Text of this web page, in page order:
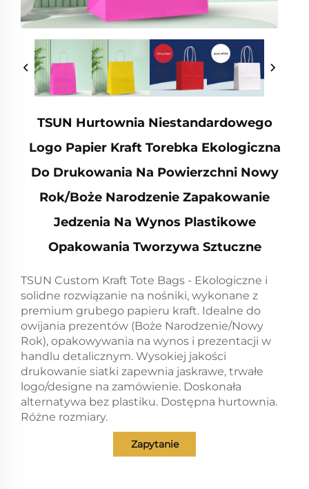
TSUN Hurtownia Niestandardowego
Logo Papier Kraft Torebka Ekologiczna
Do Drukowania Na Powierzchni Nowy
Rok/Boże Narodzenie Zapakowanie
Jedzenia Na Wynos Plastikowe
Opakowania Tworzywa Sztuczne
TSUN Custom Kraft Tote Bags - Ekologiczne i
solidne rozwiązanie na nośniki, wykonane z
premium grubego papieru kraft. Idealne do
owijania prezentów (Boże Narodzenie/Nowy
Rok), opakowywania na wynos i prezentacji w
handlu detalicznym. Wysokiej jakości
drukowanie siatki zapewnia jaskrawe, trwałe
logo/designe na zamówienie. Doskonała
alternatywa bez plastiku. Dostępna hurtownia.
Różne rozmiary.
Zapytanie